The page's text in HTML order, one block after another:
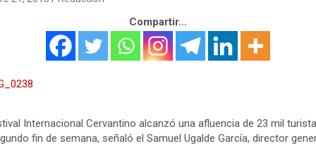
Compartir...
Internacional Cervantino alcanzó una afluencia de 23 mil
fin de semana, señaló el Samuel Ugalde García, director